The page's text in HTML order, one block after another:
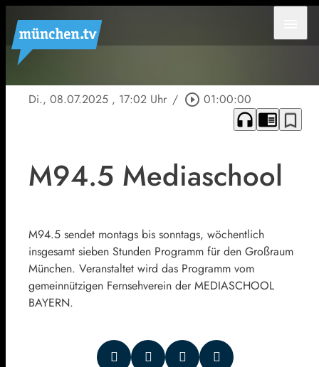
Di., 08.07.2025 , 17:02 Uhr / play_circle_outline 01:00:00
headphones chrome_reader_mode bookmark_border
M94.5 Mediaschool
M94.5 sendet montags bis sonntags, wöchentlich
insgesamt sieben Stunden Programm für den Großraum
München. Veranstaltet wird das Programm vom
gemeinnützigen Fernsehverein der MEDIASCHOOL
BAYERN.